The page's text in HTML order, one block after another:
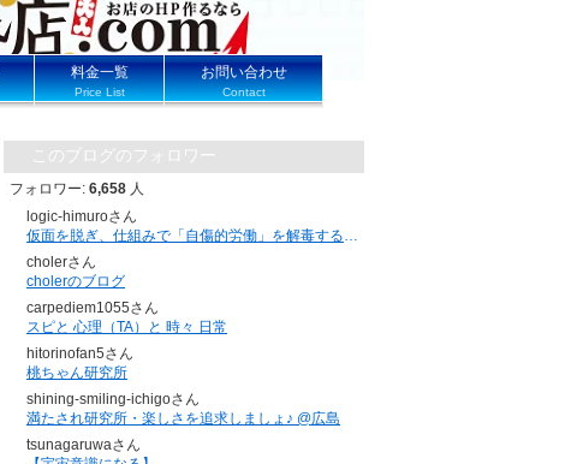
このブログのフォロワー
フォロワー: 6,658 人
logic-himuroさん
仮面を脱ぎ、仕組みで「自傷的労働」を解毒する。 ｜頑張ってるのに苦しい人へ
cholerさん
cholerのブログ
carpediem1055さん
スピと 心理（TA）と 時々 日常
hitorinofan5さん
桃ちゃん研究所
shining-smiling-ichigoさん
満たされ研究所・楽しさを追求しましょ♪ @広島
tsunagaruwaさん
料金一覧
Price List
お問い合わせ
Contact